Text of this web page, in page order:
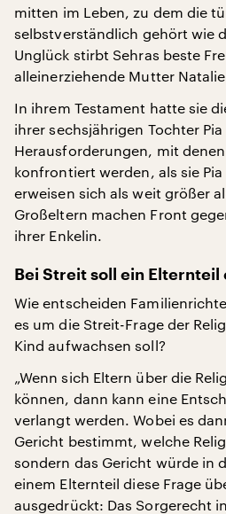
mitten im Leben, zu dem die
selbstverständlich gehört wie
Unglück stirbt Sehras beste
alleinerziehende Mutter
In ihrem Testament hatte sie
ihrer sechsjährigen Tochter
Herausforderungen, mit
konfrontiert werden, als sie
erweisen sich als weit größer
Großeltern machen Front
ihrer Enkelin.
Bei Streit soll ein Elternteil
Wie entscheiden
es um die Streit-Frage der
Kind aufwachsen soll?
„Wenn sich Eltern über die
können, dann kann eine
verlangt werden. Wobei es
Gericht bestimmt, welche
sondern das Gericht würde in
einem Elternteil diese Frage
ausgedrückt: Das Sorgerecht